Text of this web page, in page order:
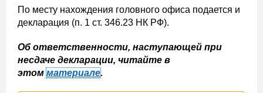
По месту нахождения головного офиса подается и
декларация (п. 1 ст. 346.23 НК РФ).
Об ответственности, наступающей при
несдаче декларации, читайте в
этомматериале.